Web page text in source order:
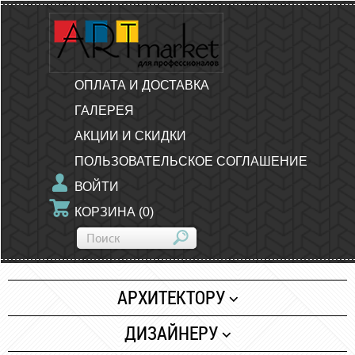
ОПЛАТА И ДОСТАВКА
ГАЛЕРЕЯ
АКЦИИ И СКИДКИ
ПОЛЬЗОВАТЕЛЬСКОЕ СОГЛАШЕНИЕ
ВОЙТИ
КОРЗИНА (0)
АРХИТЕКТОРУ
Бумага
ДИЗАЙНЕРУ